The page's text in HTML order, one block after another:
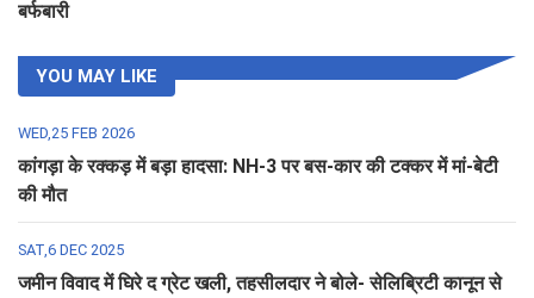
बर्फबारी
YOU MAY LIKE
WED,25 FEB 2026
कांगड़ा के रक्कड़ में बड़ा हादसा: NH-3 पर बस-कार की टक्कर में मां-बेटी
की मौत
SAT,6 DEC 2025
जमीन विवाद में घिरे द ग्रेट खली, तहसीलदार ने बोले- सेलिब्रिटी कानून से